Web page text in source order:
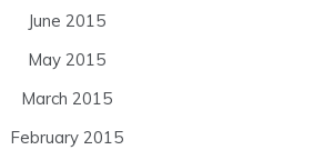
June 2015
May 2015
March 2015
February 2015